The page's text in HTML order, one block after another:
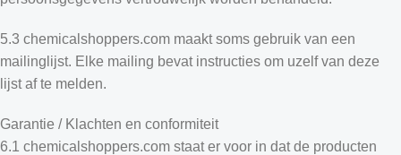
5.3 chemicalshoppers.com maakt soms gebruik van een
mailinglijst. Elke mailing bevat instructies om uzelf van deze
lijst af te melden.
Garantie / Klachten en conformiteit
6.1 chemicalshoppers.com staat er voor in dat de producten